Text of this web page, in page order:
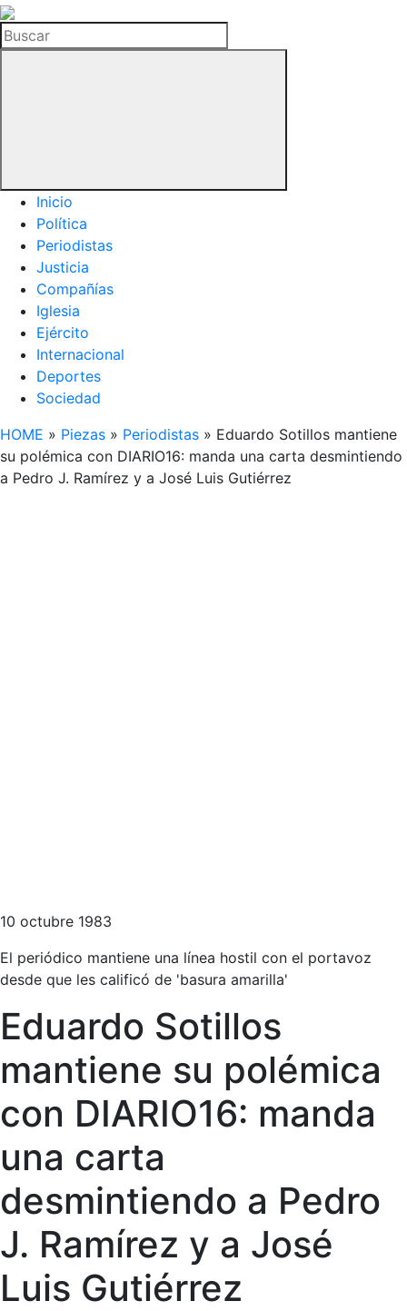
La
Hemeroteca
del
Buscar
Inicio
Política
Periodistas
Justicia
Compañías
Iglesia
Ejército
Internacional
Deportes
Sociedad
HOME » Piezas » Periodistas » Eduardo Sotillos mantiene
su polémica con DIARIO16: manda una carta desmintiendo
a Pedro J. Ramírez y a José Luis Gutiérrez
10 octubre 1983
El periódico mantiene una línea hostil con el portavoz
desde que les calificó de 'basura amarilla'
Eduardo Sotillos
mantiene su polémica
con DIARIO16: manda
una carta
desmintiendo a Pedro
J. Ramírez y a José
Luis Gutiérrez